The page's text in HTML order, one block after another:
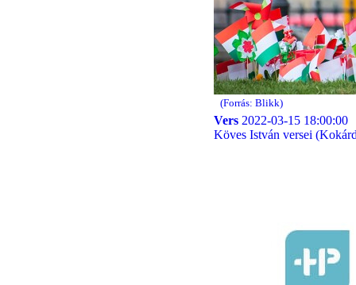
(Forrás: Blikk)
Vers 2022-03-15 18:00:00
Köves István versei